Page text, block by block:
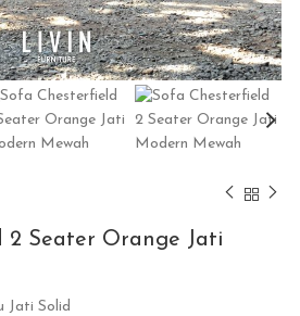
2 Seater Orange Jati
Jati Solid